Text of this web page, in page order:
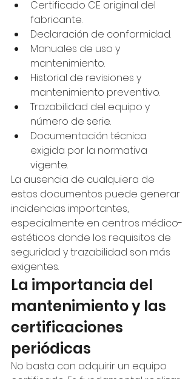
Certificado CE original del
fabricante.
Declaración de conformidad.
Manuales de uso y
mantenimiento.
Historial de revisiones y
mantenimiento preventivo.
Trazabilidad del equipo y
número de serie.
Documentación técnica
exigida por la normativa
vigente.
La ausencia de cualquiera de
estos documentos puede generar
incidencias importantes,
especialmente en centros médico-
estéticos donde los requisitos de
seguridad y trazabilidad son más
exigentes.
La importancia del
mantenimiento y las
certificaciones
periódicas
No basta con adquirir un equipo